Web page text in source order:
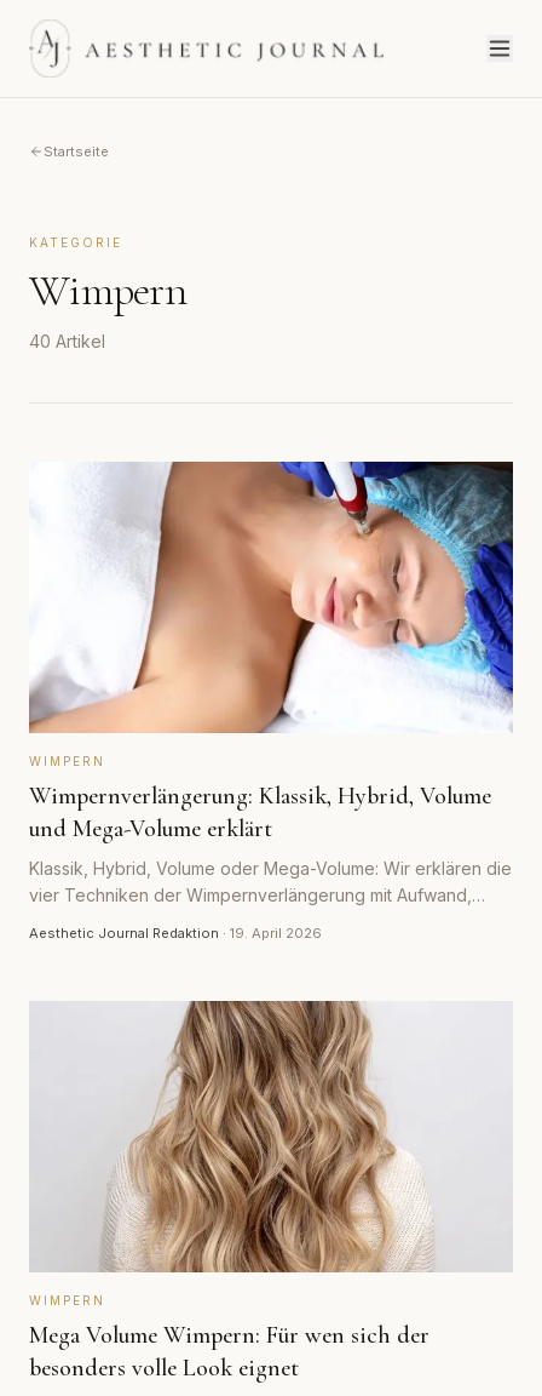
Startseite
KATEGORIE
Wimpern
40 Artikel
WIMPERN
Wimpernverlängerung: Klassik, Hybrid, Volume
und Mega-Volume erklärt
Klassik, Hybrid, Volume oder Mega-Volume: Wir erklären die
vier Techniken der Wimpernverlängerung mit Aufwand,
Aesthetic Journal Redaktion · 19. April 2026
WIMPERN
Mega Volume Wimpern: Für wen sich der
besonders volle Look eignet